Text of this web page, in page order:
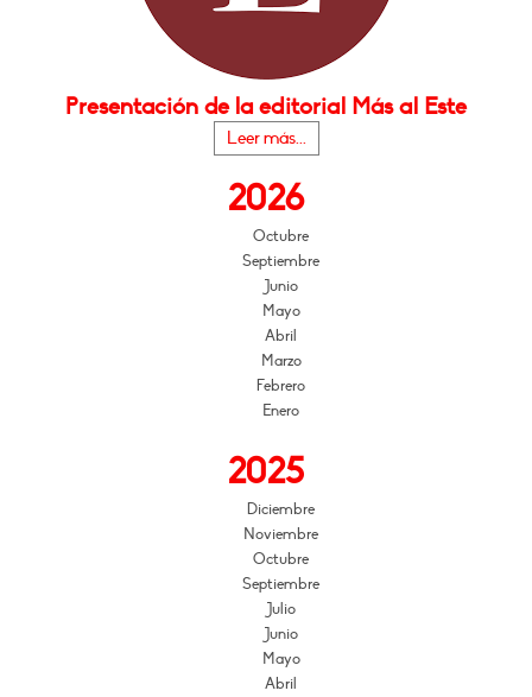
Presentación de la editorial Más al Este
Leer más...
2026
Octubre
Septiembre
Junio
Mayo
Abril
Marzo
Febrero
Enero
2025
Diciembre
Noviembre
Octubre
Septiembre
Julio
Junio
Mayo
Abril